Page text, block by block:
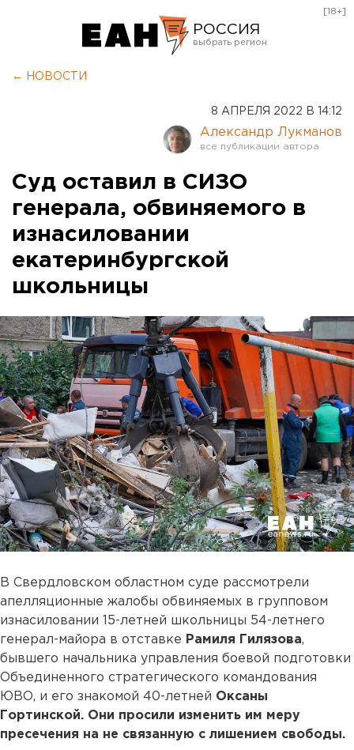
РОССИЯ
Оренбург
[18+]
← НОВОСТИ
8 АПРЕЛЯ 2022 В 14:12
Александр Лукманов
Суд оставил в СИЗО
генерала, обвиняемого в
изнасиловании
екатеринбургской
школьницы
В Свердловском областном суде рассмотрели
апелляционные жалобы обвиняемых в групповом
изнасиловании 15-летней школьницы 54-летнего
генерал-майора в отставке Рамиля Гилязова,
бывшего начальника управления боевой подготовки
Объединенного стратегического командования
ЮВО, и его знакомой 40-летней Оксаны
Гортинской. Они просили изменить им меру
пресечения на не связанную с лишением свободы.